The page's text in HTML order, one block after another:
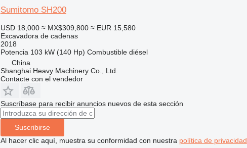
Sumitomo SH200
USD 18,000 ≈ MX$309,800 ≈ EUR 15,580
Excavadora de cadenas
2018
Potencia 103 kW (140 Hp) Combustible diésel
China
Shanghai Heavy Machinery Co., Ltd.
Contacte con el vendedor
Suscríbase para recibir anuncios nuevos de esta sección
Suscribirse
Al hacer clic aquí, muestra su conformidad con nuestra política de privacidad